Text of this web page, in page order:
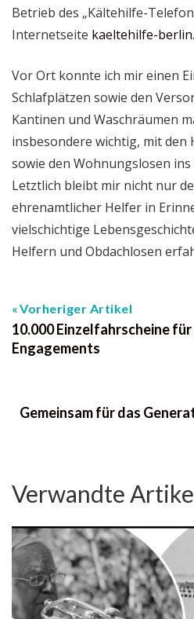
Betrieb des „Kältehilfe-
Internetseite kaeltehilfe-
Vor Ort konnte ich mir einen
Schlafplätzen sowie den
Kantinen und Waschräumen
insbesondere wichtig, mit
sowie den Wohnungslosen
Letztlich bleibt mir nicht nur
ehrenamtlicher Helfer in
vielschichtige
Helfern und Obdachlosen
Vorheriger Artikel
10.000 Einzelfahrscheine
Engagements
Gemeinsam für das
Verwandte